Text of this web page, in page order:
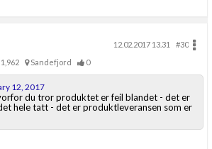
12.02.2017 13.31
#30
1,962
Sandefjord 0
12, 2017
du tror produktet er feil blandet - det er
hele tatt - det er produktleveransen som er